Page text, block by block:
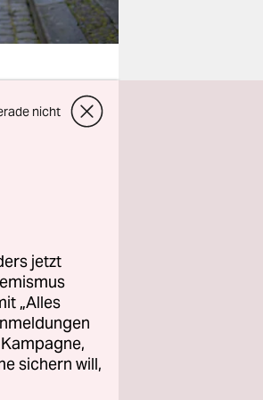
nicht
jetzt
„Alles
sichern will,